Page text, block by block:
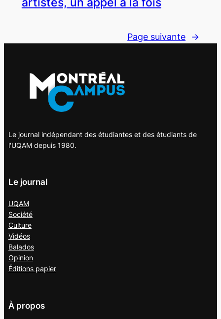
Page suivante →
Le journal indépendant des étudiantes et des étudiants de
l'UQAM depuis 1980.
Le journal
UQAM
Société
Culture
Vidéos
Balados
Opinion
Éditions papier
À propos